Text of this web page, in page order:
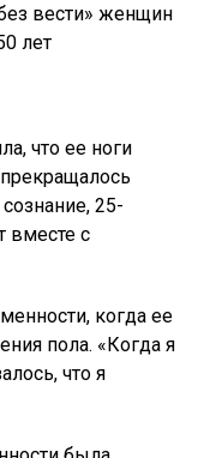
к
Лаали
к своей
46
в Индии
численность
и убийства
что на Индию
пропущенных
диктуют